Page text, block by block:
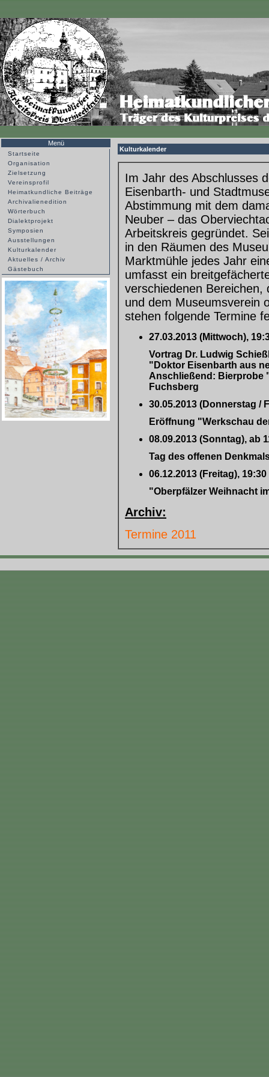
Menü
Startseite
Organisation
Zielsetzung
Vereinsprofil
Heimatkundliche Beiträge
Archivalienedition
Wörterbuch
Dialektprojekt
Symposien
Ausstellungen
Kulturkalender
Aktuelles / Archiv
Gästebuch
Kulturkalender
Im Jahr des Abschlusses
Eisenbarth- und
Abstimmung mit dem
Neuber – das
Arbeitskreis gegründet.
in den Räumen des
Marktmühle jedes Jahr
umfasst ein
verschiedenen Bereichen,
und dem Museumsverein
stehen folgende Termine
27.03.2013 (Mittwoch),
Vortrag Dr. Ludwig
"Doktor Eisenbarth aus
Anschließend: Bierprobe
Fuchsberg
30.05.2013 (Donnerstag /
Eröffnung "Werkschau
08.09.2013 (Sonntag), ab
Tag des offenen
06.12.2013 (Freitag),
"Oberpfälzer Weihnacht
Archiv:
Termine 2011